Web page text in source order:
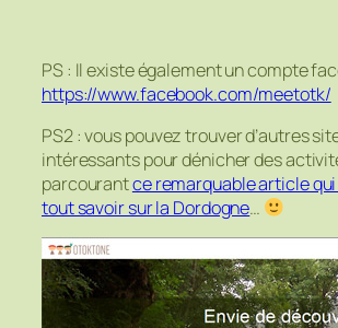
PS : Il existe également un compte
https://www.facebook.com/meetotk/
PS2 : vous pouvez trouver d’autres
intéressants pour dénicher des
parcourantce remarquable article
tout savoir sur la Dordogne…